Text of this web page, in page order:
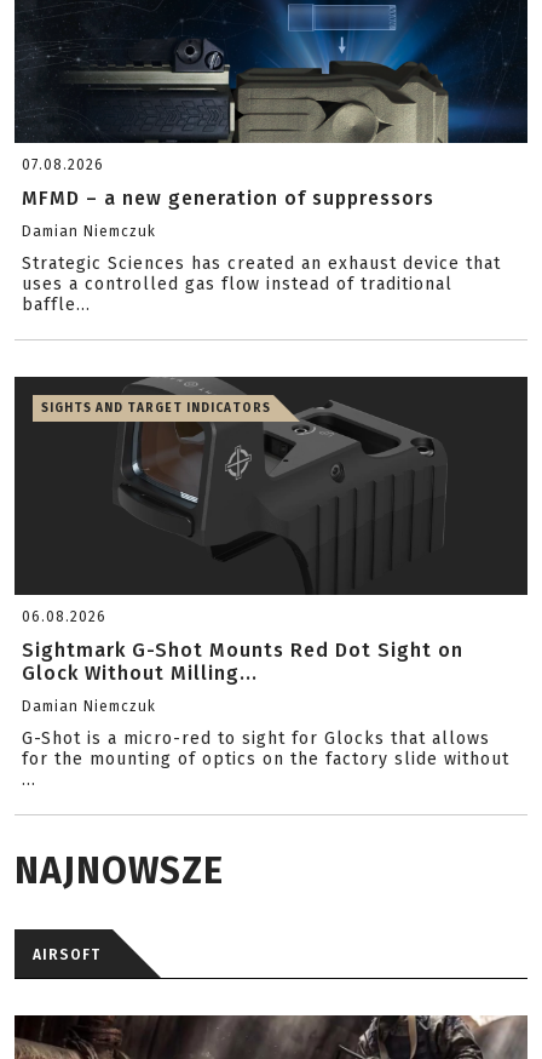
07.08.2026
MFMD – a new generation of suppressors
Damian Niemczuk
Strategic Sciences has created an exhaust device that
uses a controlled gas flow instead of traditional
baffle...
SIGHTS AND TARGET INDICATORS
06.08.2026
Sightmark G-Shot Mounts Red Dot Sight on
Glock Without Milling...
Damian Niemczuk
G-Shot is a micro-red to sight for Glocks that allows
for the mounting of optics on the factory slide without
...
NAJNOWSZE
AIRSOFT